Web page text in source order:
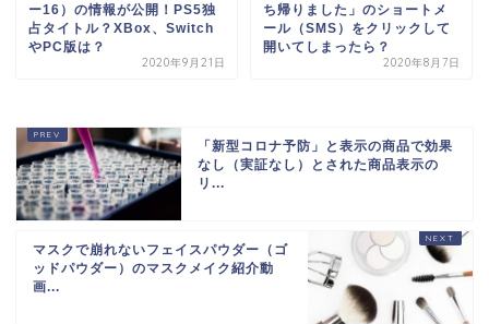
ー16）の情報が公開！PS5独
占タイトル？XBox、Switch
やPC版は？
2020年9月21日
ち帰りました」のショートメ
ール（SMS）をクリックして
開いてしまったら？
2020年8月7日
「新型コロナ予防」と表示の商品で効果
なし（実証なし）とされた商品表示の
リ...
マスクで崩れないフェイスパウダー（ゴ
ッドパウダー）のマスクメイク紹介動
画...